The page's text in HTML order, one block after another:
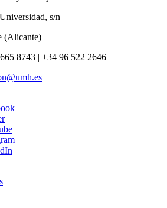
s/n
(Alicante)
8743 | +34 96 522 2646